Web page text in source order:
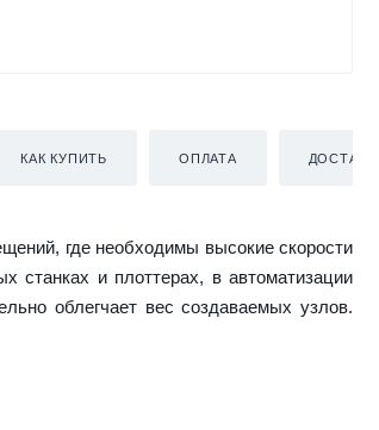
КАК КУПИТЬ ОПЛАТА ДОСТАВКА
где необходимы высокие скорости
станках и плоттерах, в автоматизации
облегчает вес создаваемых узлов.